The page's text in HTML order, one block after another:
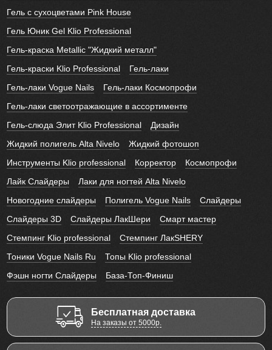
Гель с сухоцветами Pink House
Гель Юник Gel Klio Professional
Гель-краска Metallic "Жидкий металл"
Гель-краски Klio Professional
Гель-лаки
Гель-лаки Vogue Nails
Гель-лаки Космопрофи
Гель-лаки светоотражающие в ассортименте
Гель-слюда Элит Klio Professional
Дизайн
Жидкий полигель Alta Nivelo
Жидкий фотошоп
Инструменты Klio professional
Корректор
Космопрофи
Лайк Слайдеры
Лаки для ногтей Alta Nivelo
Новогодние слайдеры
Полигель Vogue Nails
Слайдеры
Слайдеры 3D
Слайдеры ЛакШери
Смарт мастер
Стемпинг Klio professional
Стемпинг ЛакSHERY
Тоники Vogue Nails Ru
Топы Klio professional
Фэшн ногти Слайдеры
База-Топ-Финиш
Бесплатная доставка
На заказы от 5000р.